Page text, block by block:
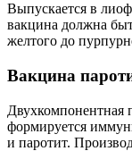
Выпускается в
вакцина должна
желтого до
Вакцина
Двухкомпонентная
формируется
и паротит.